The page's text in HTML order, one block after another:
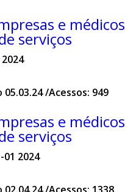
e médicos
serviços
/Acessos: 949
e médicos
serviços
01 2024